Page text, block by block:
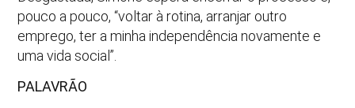
pouco a pouco, “voltar à rotina, arranjar outro
emprego, ter a minha independência novamente e
uma vida social”.
PALAVRÃO